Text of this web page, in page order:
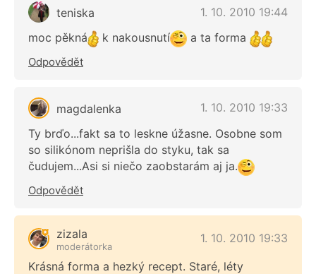
teniska
1. 10. 2010 19:44
moc pěkná
k nakousnutí a ta forma
Odpovědět
magdalenka
1. 10. 2010 19:33
Ty brďo...fakt sa to leskne úžasne. Osobne som
so silikónom neprišla do styku, tak sa
čudujem...Asi si niečo zaobstarám aj ja.
Odpovědět
zizala
moderátorka
1. 10. 2010 19:33
Krásná forma a hezký recept. Staré, léty